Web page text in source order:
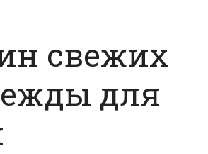
свежих
для